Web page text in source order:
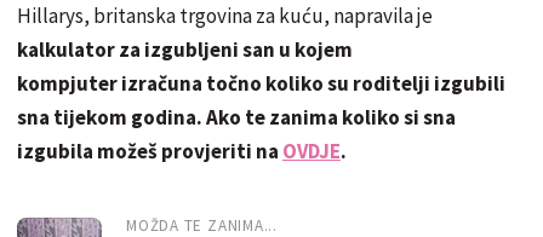
Hillarys, britanska trgovina za kuću, napravila je
kalkulator za izgubljeni san u kojem
kompjuter izračuna točno koliko su roditelji izgubili
sna tijekom godina. Ako te zanima koliko si sna
izgubila možeš provjeriti na OVDJE.
MOŽDA TE ZANIMA...